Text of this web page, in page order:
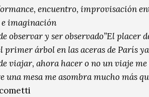
categoría
encuentro, improvisación
imaginación
observar y ser observado”El placer
primer árbol en las aceras de París
viajar, ahora hacer o no un viaje
una mesa me asombra mucho más